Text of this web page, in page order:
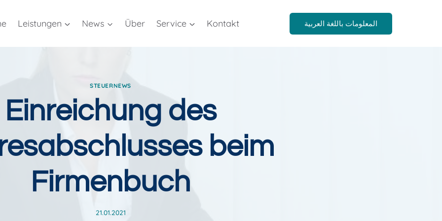
Leistungen News Über Service Kontakt المعلومات باللغة العربية
STEUERNEWS
Einreichung des
beim
Firmenbuch
21.01.2021